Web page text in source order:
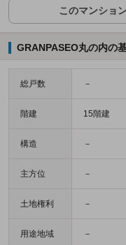
このマンショ
GRANPASEO丸の内の
総戸数 －
階建 15階建
構造 －
主方位 －
土地権利 －
用途地域 －